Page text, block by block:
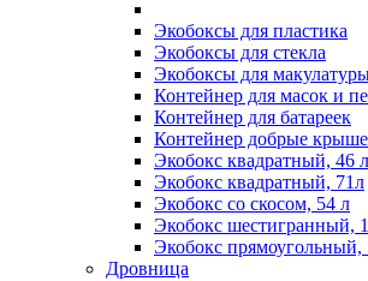
Экобоксы для пластика
Экобоксы для стекла
Экобоксы для
Контейнер для масок и
Контейнер для батареек
Контейнер добрые
Экобокс квадратный, 46 л
Экобокс квадратный, 71л
Экобокс со скосом, 54 л
Экобокс шестигранный,
Экобокс прямоугольный,
Дровница